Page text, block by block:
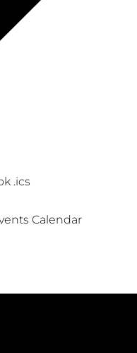
.ics
Calendar